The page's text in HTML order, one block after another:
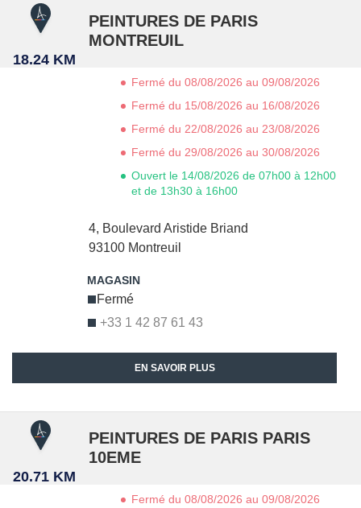
18.24 KM
PEINTURES DE PARIS
MONTREUIL
4, Boulevard Aristide Briand
93100 Montreuil
+33 1 42 87 61 43
Fermé
Fermé du 08/08/2026 au 09/08/2026
Fermé du 15/08/2026 au 16/08/2026
Fermé du 22/08/2026 au 23/08/2026
Fermé du 29/08/2026 au 30/08/2026
Ouvert le 14/08/2026 de 07h00 à 12h00
et de 13h30 à 16h00
EN SAVOIR PLUS
20.71 KM
PEINTURES DE PARIS PARIS
10EME
Fermé du 08/08/2026 au 09/08/2026